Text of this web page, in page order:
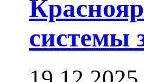
системы